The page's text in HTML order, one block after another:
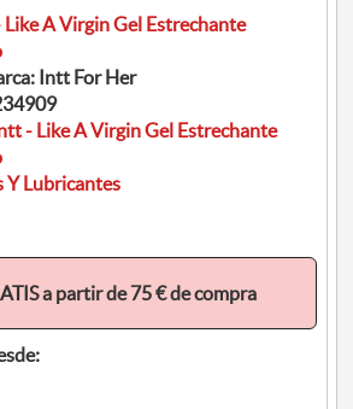
A Virgin Gel Estrechante
Intt For Her
- Like A Virgin Gel Estrechante
Y Lubricantes
a partir de 75 € de compra